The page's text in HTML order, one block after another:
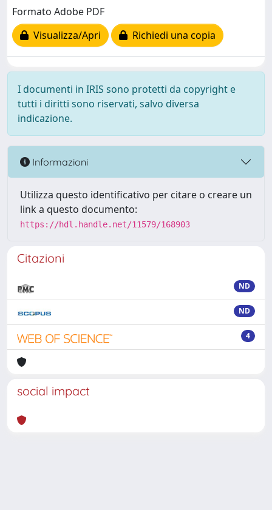
Formato Adobe PDF
Visualizza/Apri
Richiedi una copia
I documenti in IRIS sono protetti da copyright e
tutti i diritti sono riservati, salvo diversa
indicazione.
Informazioni
Utilizza questo identificativo per citare o creare un
link a questo documento:
https://hdl.handle.net/11579/168903
Citazioni
ND
ND
4
social impact